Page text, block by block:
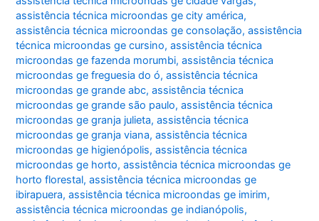
assistência técnica microondas ge city américa,
assistência técnica microondas ge consolação,assistência
técnica microondas ge cursino,assistência técnica
microondas ge fazenda morumbi,assistência técnica
microondas ge freguesia do ó,assistência técnica
microondas ge grande abc,assistência técnica
microondas ge grande são paulo,assistência técnica
microondas ge granja julieta,assistência técnica
microondas ge granja viana,assistência técnica
microondas ge higienópolis,assistência técnica
microondas ge horto,assistência técnica microondas ge
horto florestal,assistência técnica microondas ge
ibirapuera,assistência técnica microondas ge imirim,
assistência técnica microondas ge indianópolis,